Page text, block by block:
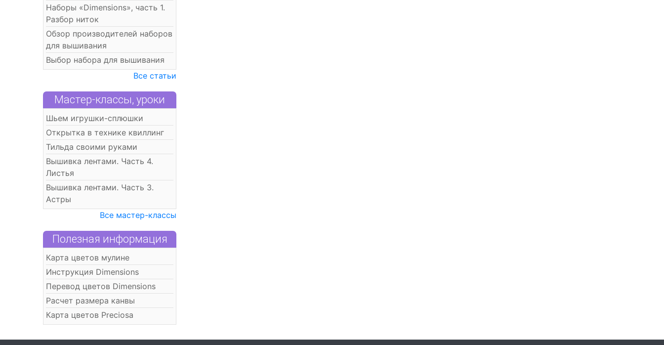
Наборы «Dimensions», часть 1.
Разбор ниток
Обзор производителей наборов
для вышивания
Выбор набора для вышивания
Все статьи
Мастер-классы, уроки
Шьем игрушки-сплюшки
Открытка в технике квиллинг
Тильда своими руками
Вышивка лентами. Часть 4.
Листья
Вышивка лентами. Часть 3.
Астры
Все мастер-классы
Полезная информация
Карта цветов мулине
Инструкция Dimensions
Перевод цветов Dimensions
Расчет размера канвы
Карта цветов Preciosa